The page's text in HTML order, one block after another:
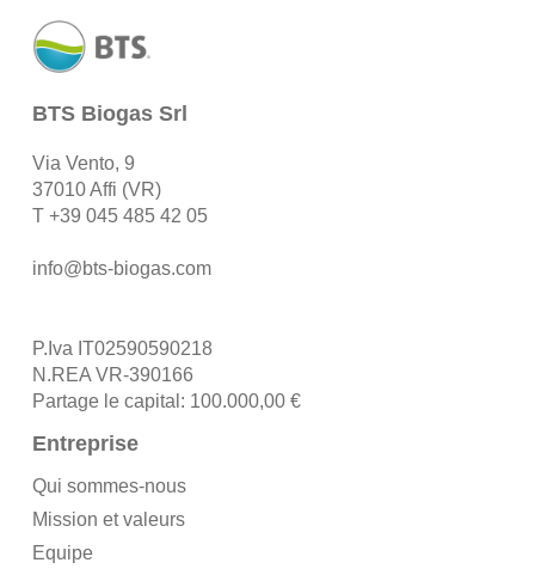
BTS Biogas Srl
Via Vento, 9
37010 Affi (VR)
T +39 045 485 42 05
info@bts-biogas.com
P.Iva IT02590590218
N.REA VR-390166
Partage le capital: 100.000,00 €
Entreprise
Qui sommes-nous
Mission et valeurs
Equipe